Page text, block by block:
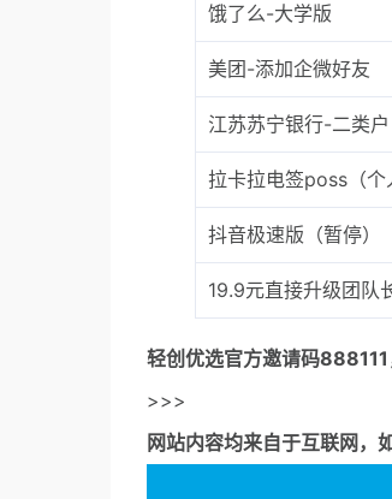
饿了么-大学版
美团-添加企微好友
江苏苏宁银行-二类户
拉卡拉电签poss（个
抖音极速版（暂停）
19.9元直接升级团队
轻创优选官方邀请码888111
>>>
网站内容均来自于互联网